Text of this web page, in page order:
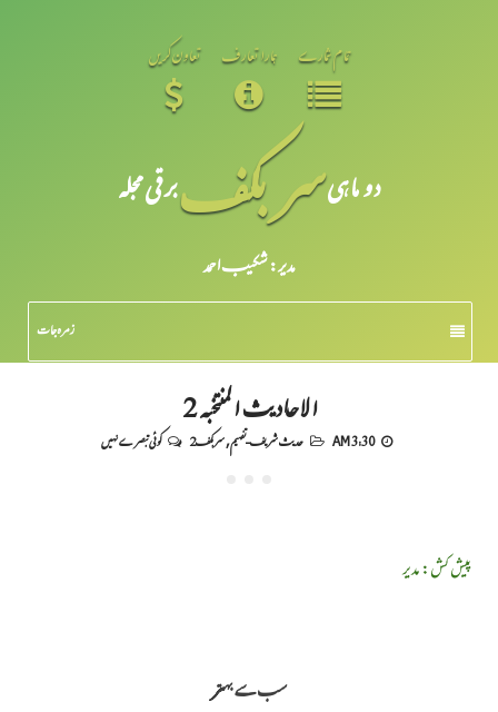
تمام شمارے ہمارا تعارف تعاون کریں
دو ماہیسر بکفبرقی مجلہ
مدیر: شکیبـ احمد
زمرہ جات
الاحادیث المنتخبہ 2
3:30 AM حدیث شریف-تفہیم,سربکف2 کوئی تبصرے نہیں
پیش کش: مدیر
سب سے بہتر